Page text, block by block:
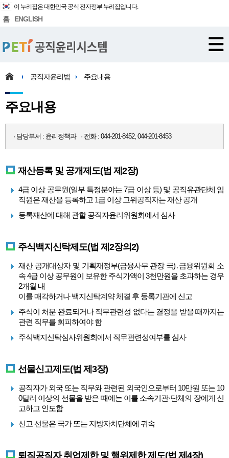
이 누리집은 대한민국 공식 전자정부 누리집입니다.
홈 ENGLISH
공직자윤리법 주요내용
주요내용
· 담당부서 : 윤리정책과 · 전화 : 044-201-8452, 044-201-8453
재산등록 및 공개제도(법 제2장)
4급 이상 공무원(일부 특정분야는 7급 이상 등) 및 공직유관단체 임
직원은 재산을 등록하고 1급 이상 고위공직자는 재산 공개
등록재산에 대해 관할 공직자윤리위원회에서 심사
주식백지신탁제도(법 제2장의2)
재산 공개대상자 및 기획재정부(금융사무 관장 국)․금융위원회 소
속 4급 이상 공무원이 보유한 주식가액이 3천만원을 초과하는 경우
2개월 내
이를 매각하거나 백지신탁계약 체결 후 등록기관에 신고
주식이 처분 완료되거나 직무관련성 없다는 결정을 받을 때까지는
관련 직무를 회피하여야 함
주식백지신탁심사위원회에서 직무관련성여부를 심사
선물신고제도(법 제3장)
공직자가 외국 또는 직무와 관련된 외국인으로부터 10만원 또는 10
0달러 이상의 선물을 받은 때에는 이를 소속기관·단체의 장에게 신
고하고 인도함
신고 선물은 국가 또는 지방자치단체에 귀속
퇴직공직자 취업제한 및 행위제한 제도(법 제4장)